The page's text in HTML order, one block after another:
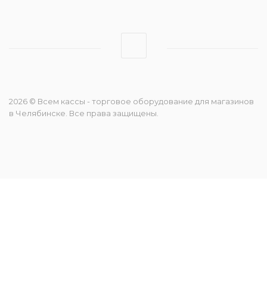
2026 © Всем кассы - торговое оборудование для магазинов
в Челябинске. Все права защищены.